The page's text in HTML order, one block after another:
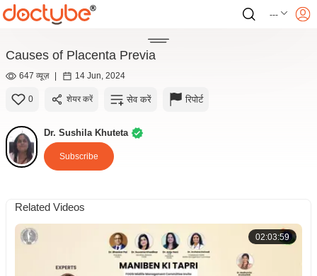
---
Causes of Placenta Previa
647 व्यूज़ | 14 Jun, 2024
0 शेयर करें सेव करें रिपोर्ट
Dr. Sushila Khuteta
Subscribe
Related Videos
02:03:59